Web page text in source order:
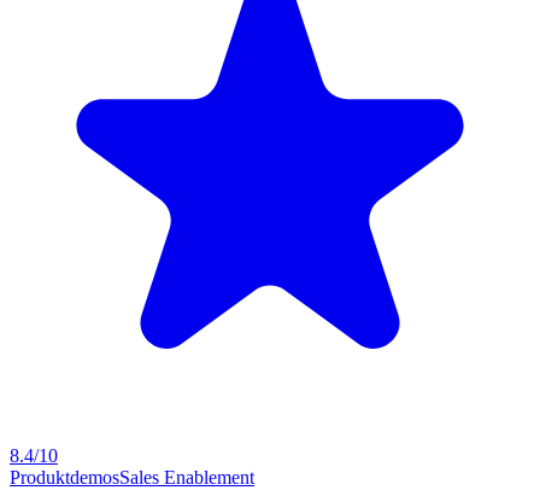
8.4/10
ProduktdemosSales Enablement